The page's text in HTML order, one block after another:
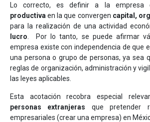
Lo correcto, es definir a la empresa
productivaen la que convergen capital,
para la realización de una actividad
lucro. Por lo tanto, se puede afirmar
empresa existe con independencia de que
una persona o grupo de personas, ya sea
reglas de organización, administración y
las leyes aplicables.
Esta acotación recobra especial
personas extranjeras que pretender
empresariales (crear una empresa) en